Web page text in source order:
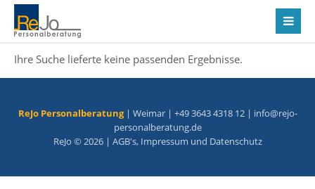
Ihre Suche lieferte keine passenden Ergebnisse.
ReJo Personalberatung| Weimar | +49 3643 4318 12 | info@rejo-
personalberatung.de
ReJo © 2026 | AGB's, Impressum und Datenschutz